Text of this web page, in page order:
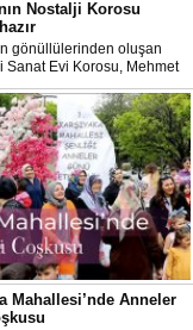
Nostalji Korosu
gönüllülerinden oluşan
Sanat Evi Korosu, Mehmet
Kültür Merkezi’nde vereceği
Mahallesi’nde Anneler